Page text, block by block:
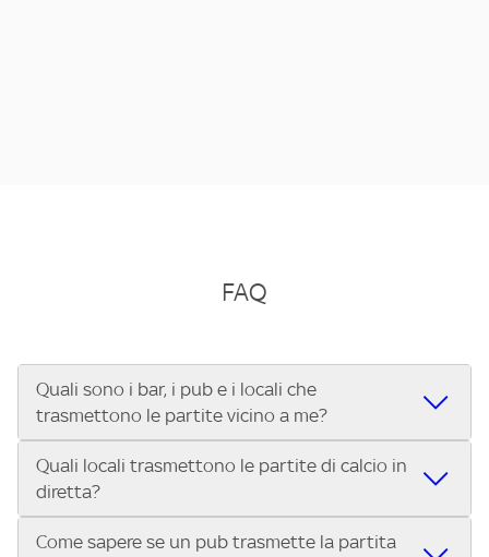
FAQ
Quali sono i bar, i pub e i locali che
trasmettono le partite vicino a me?
Se cerchi un bar, pub, ristorante o locale vicino a te per
vedere le partite di Serie A ENILIVE, la Serie C Sky Wifi, la
UEFA Champions League, la UEFA Europa League, la UEFA
Conference League, il Tennis, la Formula 1®, la MotoGP™ e
Quali locali trasmettono le partite di calcio in
diretta?
Vuoi sapere quali bar, pub o ristoranti mostrano le partite
Come sapere se un pub trasmette la partita